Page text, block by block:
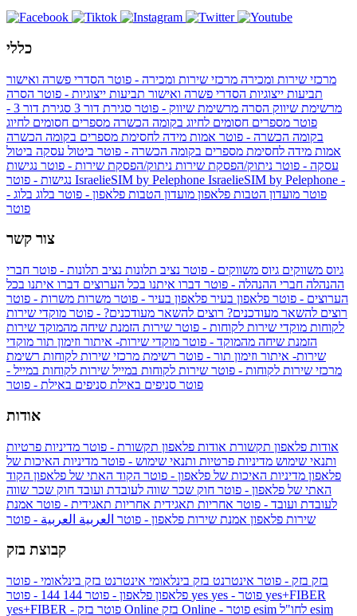
כללי
מרכזי שירות ומכירה מרכזי שירות ומכירה - פוטר הסדרי פשרה ואישור
תביעות ייצוגיות הסדרי פשרה ואישור תביעות ייצוגיות - פוטר הסרה
מרשימת שיווק הסרה מרשימת שיווק - פוטר סגירת דור 3
סגירת דור 3 -
פוטר מספרים חסומים לחיוג בקומה הכשרה מספרים חסומים לחיוג
בקומה הכשרה - פוטר אמות מידה לחסימת מספרים בקומה הכשרה
אמות מידה לחסימת מספרים בקומה הכשרה - פוטר ביטול עסקה ביטול
עסקה - פוטר ניתוק/הפסקת שירות ניתוק/הפסקת שירות - פוטר נגישות
IsraelieSIM by Pelephone IsraelieSIM by Pelephone -
פוטר מועדון הטבות פלאפון מועדון הטבות פלאפון - פוטר בלוג בלוג -
פוטר
צור קשר
גיוס משווקים גיוס משווקים - פוטר נציב תלונות נציב תלונות - פוטר חברי
ההנהלה חברי ההנהלה - פוטר דברו איתנו בכל הערוצים דברו איתנו בכל
הערוצים - פוטר פלאפון בעיר פלאפון בעיר - פוטר משרות משרות - פוטר
רוצים להשאר מעודכנים? רוצים להשאר מעודכנים? - פוטר מוקדי שירות
לקוחות מוקדי שירות לקוחות - פוטר שירות הזמנת שיחה מהמוקד שירות
הזמנת שיחה מהמוקד - פוטר מוקדי שירות- איתור וזימון תור מוקדי
שירות- איתור וזימון תור - פוטר רשימת מרכזי שירות לקוחות רשימת
מרכזי שירות לקוחות - פוטר שירות לקוחות במייל שירות לקוחות במייל -
פוטר סניפים באילת סניפים באילת - פוטר
אודות
אודות פלאפון תקשורת אודות פלאפון תקשורת - פוטר מדיניות פרטיות
ותנאי שימוש מדיניות פרטיות ותנאי שימוש - פוטר מדיניות האיכות של
פלאפון מדיניות האיכות של פלאפון - פוטר הקוד האתי של פלאפון הקוד
האתי של פלאפון - פוטר חוק שכר שווה לעובדת ועובד חוק שכר שווה
לעובדת ועובד - פוטר אחריות תאגידית אחריות תאגידית - פוטר אמנת
שירות פלאפון אמנת שירות פלאפון - פוטר العربية العربية - פוטר
קבוצת בזק
בזק בזק - פוטר אינטרנט בזק בינלאומי אינטרנט בזק בינלאומי - פוטר
פלאפון פלאפון - פוטר 144 yes
yes+FIBER
yes+FIBER - פוטר בזק Online esim